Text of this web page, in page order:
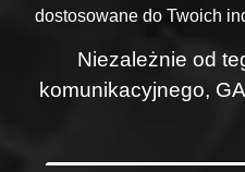
dostosowane do Twoich
Niezależnie od
komunikacyjnego,